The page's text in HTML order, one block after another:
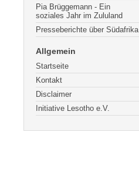
Pia Brüggemann - Ein
soziales Jahr im Zululand
Presseberichte über Südafrika
Allgemein
Startseite
Kontakt
Disclaimer
Initiative Lesotho e.V.